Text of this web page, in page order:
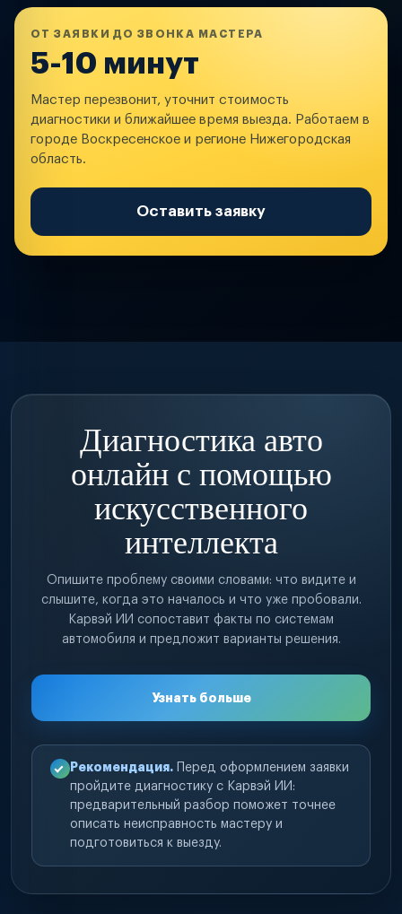
ОТ ЗАЯВКИ ДО ЗВОНКА МАСТЕРА
5-10 минут
Мастер перезвонит, уточнит стоимость
диагностики и ближайшее время выезда. Работаем в
городе Воскресенское и регионе Нижегородская
область.
Оставить заявку
Диагностика авто
онлайн с помощью
искусственного
интеллекта
Опишите проблему своими словами: что видите и
слышите, когда это началось и что уже пробовали.
Карвэй ИИ сопоставит факты по системам
автомобиля и предложит варианты решения.
Узнать больше
Рекомендация. Перед оформлением заявки
пройдите диагностику с Карвэй ИИ:
предварительный разбор поможет точнее
описать неисправность мастеру и
подготовиться к выезду.